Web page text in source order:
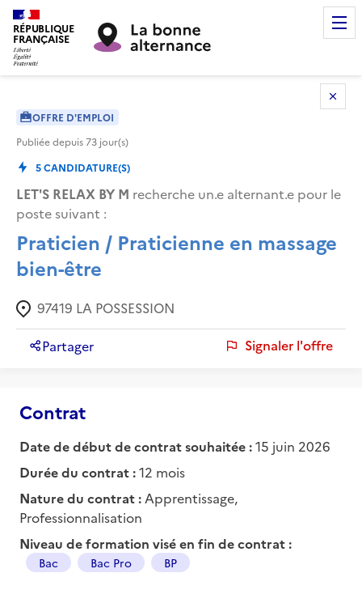
RÉPUBLIQUE
FRANÇAISE
OFFRE D'EMPLOI
Publiée depuis73 jour(s)
5CANDIDATURE(S)
LET'S RELAX BY M recherche un.e alternant.e pour le
poste suivant :
Praticien / Praticienne en massage
bien-être
97419 LA POSSESSION
Partager Signaler l'offre
Contrat
Date de début de contrat souhaitée :15 juin 2026
Durée du contrat :12 mois
Nature du contrat : Apprentissage,
Professionnalisation
Niveau de formation visé en fin de contrat :
Bac Bac Pro BP